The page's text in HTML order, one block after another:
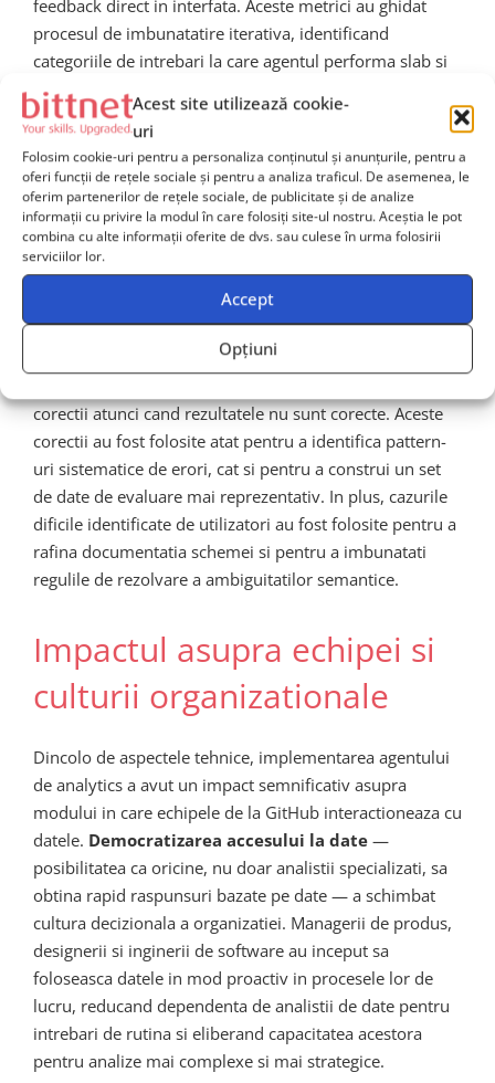
Acest site utilizează cookie-
uri
Folosim cookie-uri pentru a personaliza conținutul și anunțurile, pentru a
oferi funcții de rețele sociale și pentru a analiza traficul. De asemenea, le
oferim partenerilor de rețele sociale, de publicitate și de analize
informații cu privire la modul în care folosiți site-ul nostru. Aceștia le pot
combina cu alte informații oferite de dvs. sau culese în urma folosirii
serviciilor lor.
Accept
Opțiuni
feedback direct in interfata. Aceste metrici au ghidat
procesul de imbunatatire iterativa, identificand
categoriile de intrebari la care agentul performa slab si
orientand eforturile de optimizare a prompturilor si a
sistemului de retrieval.
Rolul feedback-ului uman in
imbunatatirea agentului
Una dintre lectiile importante invatate pe parcursul
feedback-ul uman este esential
pentru imbunatatirea continua a unui agent de AI.
Echipa a implementat un mecanism simplu prin care
corectii atunci cand rezultatele nu sunt corecte. Aceste
corectii au fost folosite atat pentru a identifica pattern-
uri sistematice de erori, cat si pentru a construi un set
de date de evaluare mai reprezentativ. In plus, cazurile
dificile identificate de utilizatori au fost folosite pentru a
rafina documentatia schemei si pentru a imbunatati
regulile de rezolvare a ambiguitatilor semantice.
Impactul asupra echipei si
culturii organizationale
Dincolo de aspectele tehnice, implementarea agentului
de analytics a avut un impact semnificativ asupra
modului in care echipele de la GitHub interactioneaza cu
datele. Democratizarea accesului la date —
posibilitatea ca oricine, nu doar analistii specializati, sa
obtina rapid raspunsuri bazate pe date — a schimbat
cultura decizionala a organizatiei. Managerii de produs,
designerii si inginerii de software au inceput sa
foloseasca datele in mod proactiv in procesele lor de
lucru, reducand dependenta de analistii de date pentru
intrebari de rutina si eliberand capacitatea acestora
pentru analize mai complexe si mai strategice.